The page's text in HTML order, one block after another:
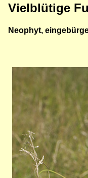
Vielblütige
Neophyt,